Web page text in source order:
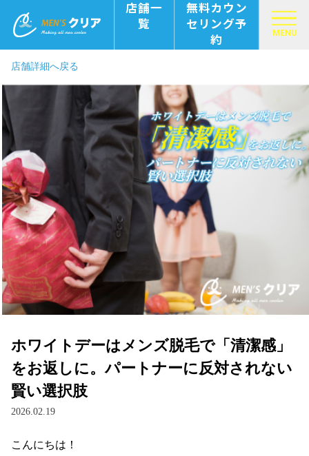
店舗一
覧
無料カウン
セリング予
約
MENU
店舗詳細へ戻る
ホワイトデーはメンズ脱毛で「清潔感」
をお返しに。パートナーに反対されない
賢い選択肢
2026.02.19
こんにちは！